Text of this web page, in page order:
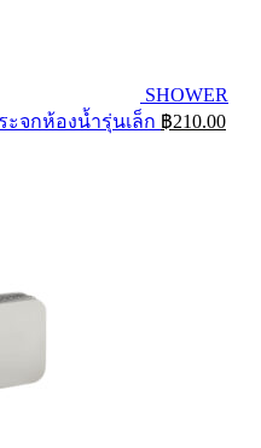
SHOWER
ะจกห้องน้ำรุ่นเล็ก ฿210.00